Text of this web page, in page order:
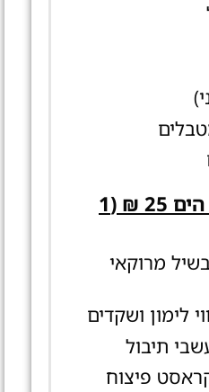
מנה ראשונה מן הים 25 ₪ (1
מרוקאי
לימון ושקדים
תיבול
פיצוח